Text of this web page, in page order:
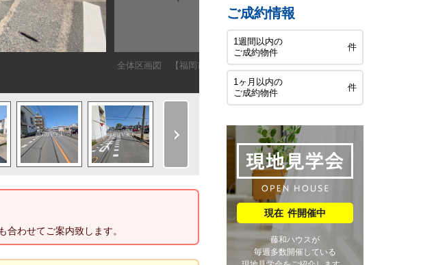
全体区画図 【福岡市早良区南庄３丁目】
合わせてご案内致します。
ご成約情報
1週間以内の
ご成約物件
件
1ヶ月以内の
ご成約物件
件
件開催中
藤和ハウスが
毎週多数開催している